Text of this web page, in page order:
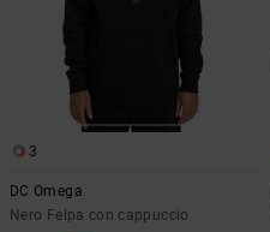
3
DC Omega
Nero Felpa con cappuccio